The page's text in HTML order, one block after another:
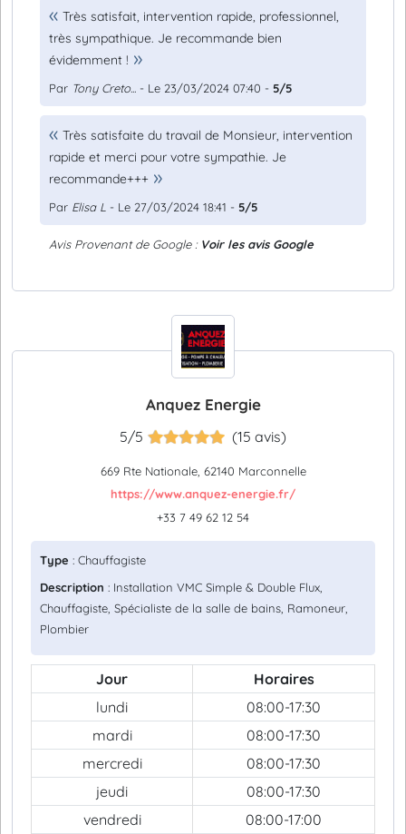
Très satisfait, intervention rapide, professionnel,
très sympathique. Je recommande bien
évidemment !
Par Tony Creto... - Le 23/03/2024 07:40 - 5/5
Très satisfaite du travail de Monsieur, intervention
rapide et merci pour votre sympathie. Je
recommande+++
Par Elisa L - Le 27/03/2024 18:41 - 5/5
Avis Provenant de Google : Voir les avis Google
Anquez Energie
5/5 (15 avis)
669 Rte Nationale, 62140 Marconnelle
https://www.anquez-energie.fr/
+33 7 49 62 12 54
Type : Chauffagiste
Description : Installation VMC Simple & Double Flux,
Chauffagiste, Spécialiste de la salle de bains, Ramoneur,
Plombier
Jour
Horaires
lundi
08:00-17:30
mardi
08:00-17:30
mercredi
08:00-17:30
jeudi
08:00-17:30
vendredi
08:00-17:00